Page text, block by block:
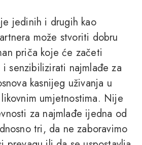
jedinih i drugih kao
može stvoriti dobru
priča koje će začeti
senzibilizirati najmlađe za
kasnijeg uživanja u
umjetnostima. Nije
za najmlađe ijedna od
tri, da ne zaboravimo